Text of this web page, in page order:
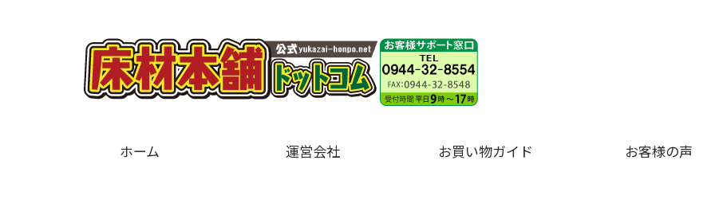
ホーム 運営会社 お買い物ガイド お客様の声